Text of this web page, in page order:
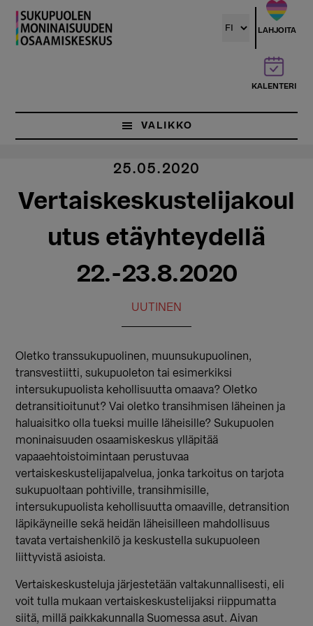
Hyppää
pääsisältöön
LAHJOITA
KALENTERI
VALIKKO
25.05.2020
Vertaiskeskustelijakoul
utus etäyhteydellä
22.-23.8.2020
UUTINEN
Oletko transsukupuolinen, muunsukupuolinen,
transvestiitti, sukupuoleton tai esimerkiksi
intersukupuolista kehollisuutta omaava? Oletko
detransitioitunut? Vai oletko transihmisen läheinen ja
haluaisitko olla tueksi muille läheisille? Sukupuolen
moninaisuuden osaamiskeskus ylläpitää
vapaaehtoistoimintaan perustuvaa
vertaiskeskustelijapalvelua, jonka tarkoitus on tarjota
sukupuoltaan pohtiville, transihmisille,
intersukupuolista kehollisuutta omaaville, detransition
läpikäyneille sekä heidän läheisilleen mahdollisuus
tavata vertaishenkilö ja keskustella sukupuoleen
liittyvistä asioista.
Vertaiskeskusteluja järjestetään valtakunnallisesti, eli
voit tulla mukaan vertaiskeskustelijaksi riippumatta
siitä, millä paikkakunnalla Suomessa asut. Aivan